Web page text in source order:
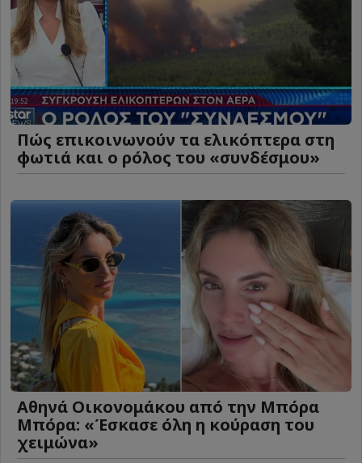
Πώς επικοινωνούν τα ελικόπτερα στη
φωτιά και ο ρόλος του «συνδέσμου»
Αθηνά Οικονομάκου από την Μπόρα
Μπόρα: «Έσκασε όλη η κούραση του
χειμώνα»